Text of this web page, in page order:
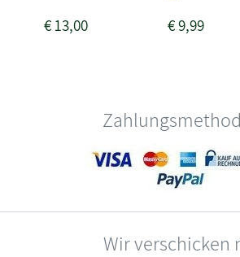
€13,00 €9,99
Wir verschicken